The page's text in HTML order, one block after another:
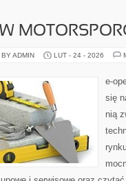
ADMIN LUT - 24 - 2026
e-
się
nią